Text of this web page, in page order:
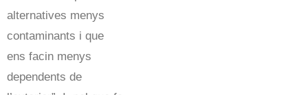
alternatives menys
contaminants i que
ens facin menys
dependents de